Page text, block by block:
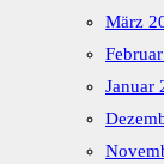
März
Januar